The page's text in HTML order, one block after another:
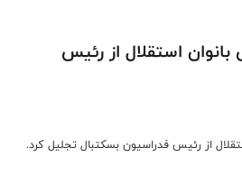
استقلال از رئیس
از رئیس فدراسیون بسکتبال تجلیل کرد.